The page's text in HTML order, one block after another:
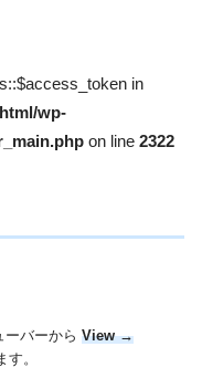
in
wp-
on line 2322
ーバーからView →
。